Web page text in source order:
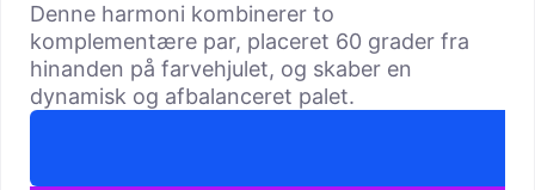
Denne harmoni kombinerer to
komplementære par, placeret 60 grader fra
hinanden på farvehjulet, og skaber en
dynamisk og afbalanceret palet.